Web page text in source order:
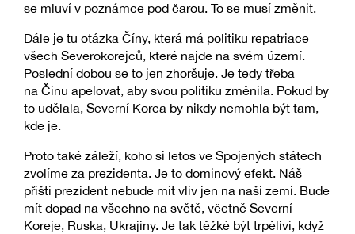
se mluví v poznámce pod čarou. To se musí změnit.
Dále je tu otázka Číny, která má politiku repatriace
všech Severokorejců, které najde na svém území.
Poslední dobou se to jen zhoršuje. Je tedy třeba
na Čínu apelovat, aby svou politiku změnila. Pokud by
to udělala, Severní Korea by nikdy nemohla být tam,
kde je.
Proto také záleží, koho si letos ve Spojených státech
zvolíme za prezidenta. Je to dominový efekt. Náš
příští prezident nebude mít vliv jen na naši zemi. Bude
mít dopad na všechno na světě, včetně Severní
Koreje, Ruska, Ukrajiny. Je tak těžké být trpěliví, když